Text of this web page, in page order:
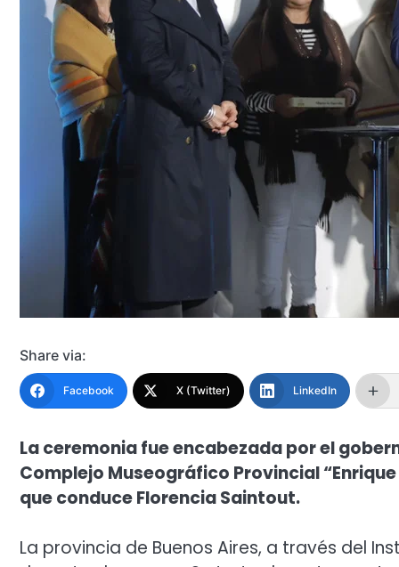
Share via:
Facebook X (Twitter) LinkedIn
La ceremonia fue encabezada por el
Complejo Museográfico Provincial
que conduce Florencia Saintout.
La provincia de Buenos Aires, a través del